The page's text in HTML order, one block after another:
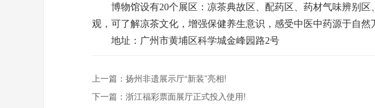
博物馆设有20个展区：凉茶典故区、配药区、药材气味辨别区
观，可了解凉茶文化，增强保健养生意识，感受中医中药源于自然
地址：广州市黄埔区科学城金峰园路2号
上一篇： 扬州非遗展示厅“新装”亮相!
下一篇： 浙江福彩票面展厅正式投入使用!